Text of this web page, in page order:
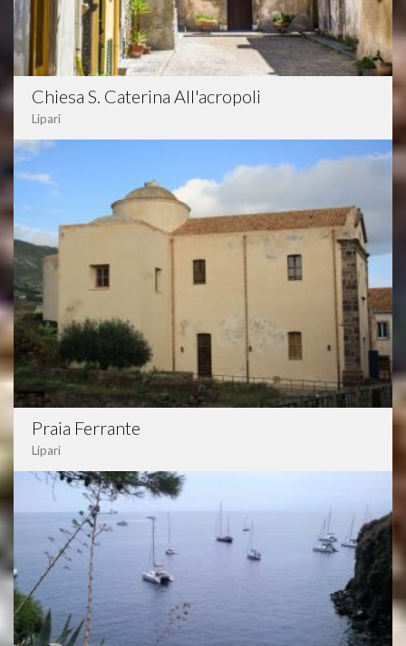
Chiesa S. Caterina All'acropoli
Lipari
Praia Ferrante
Lipari